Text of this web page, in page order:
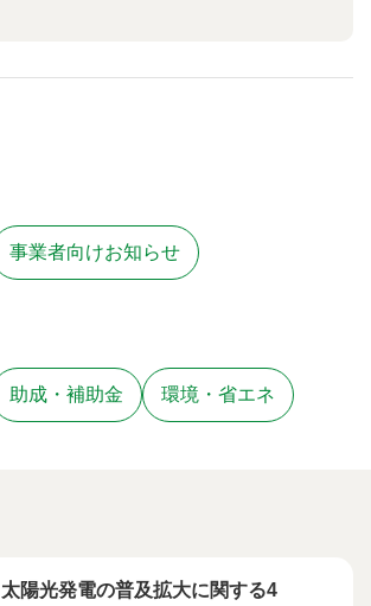
事業者向けお知らせ
助成・補助金 環境・省エネ
太陽光発電の普及拡大に関する4